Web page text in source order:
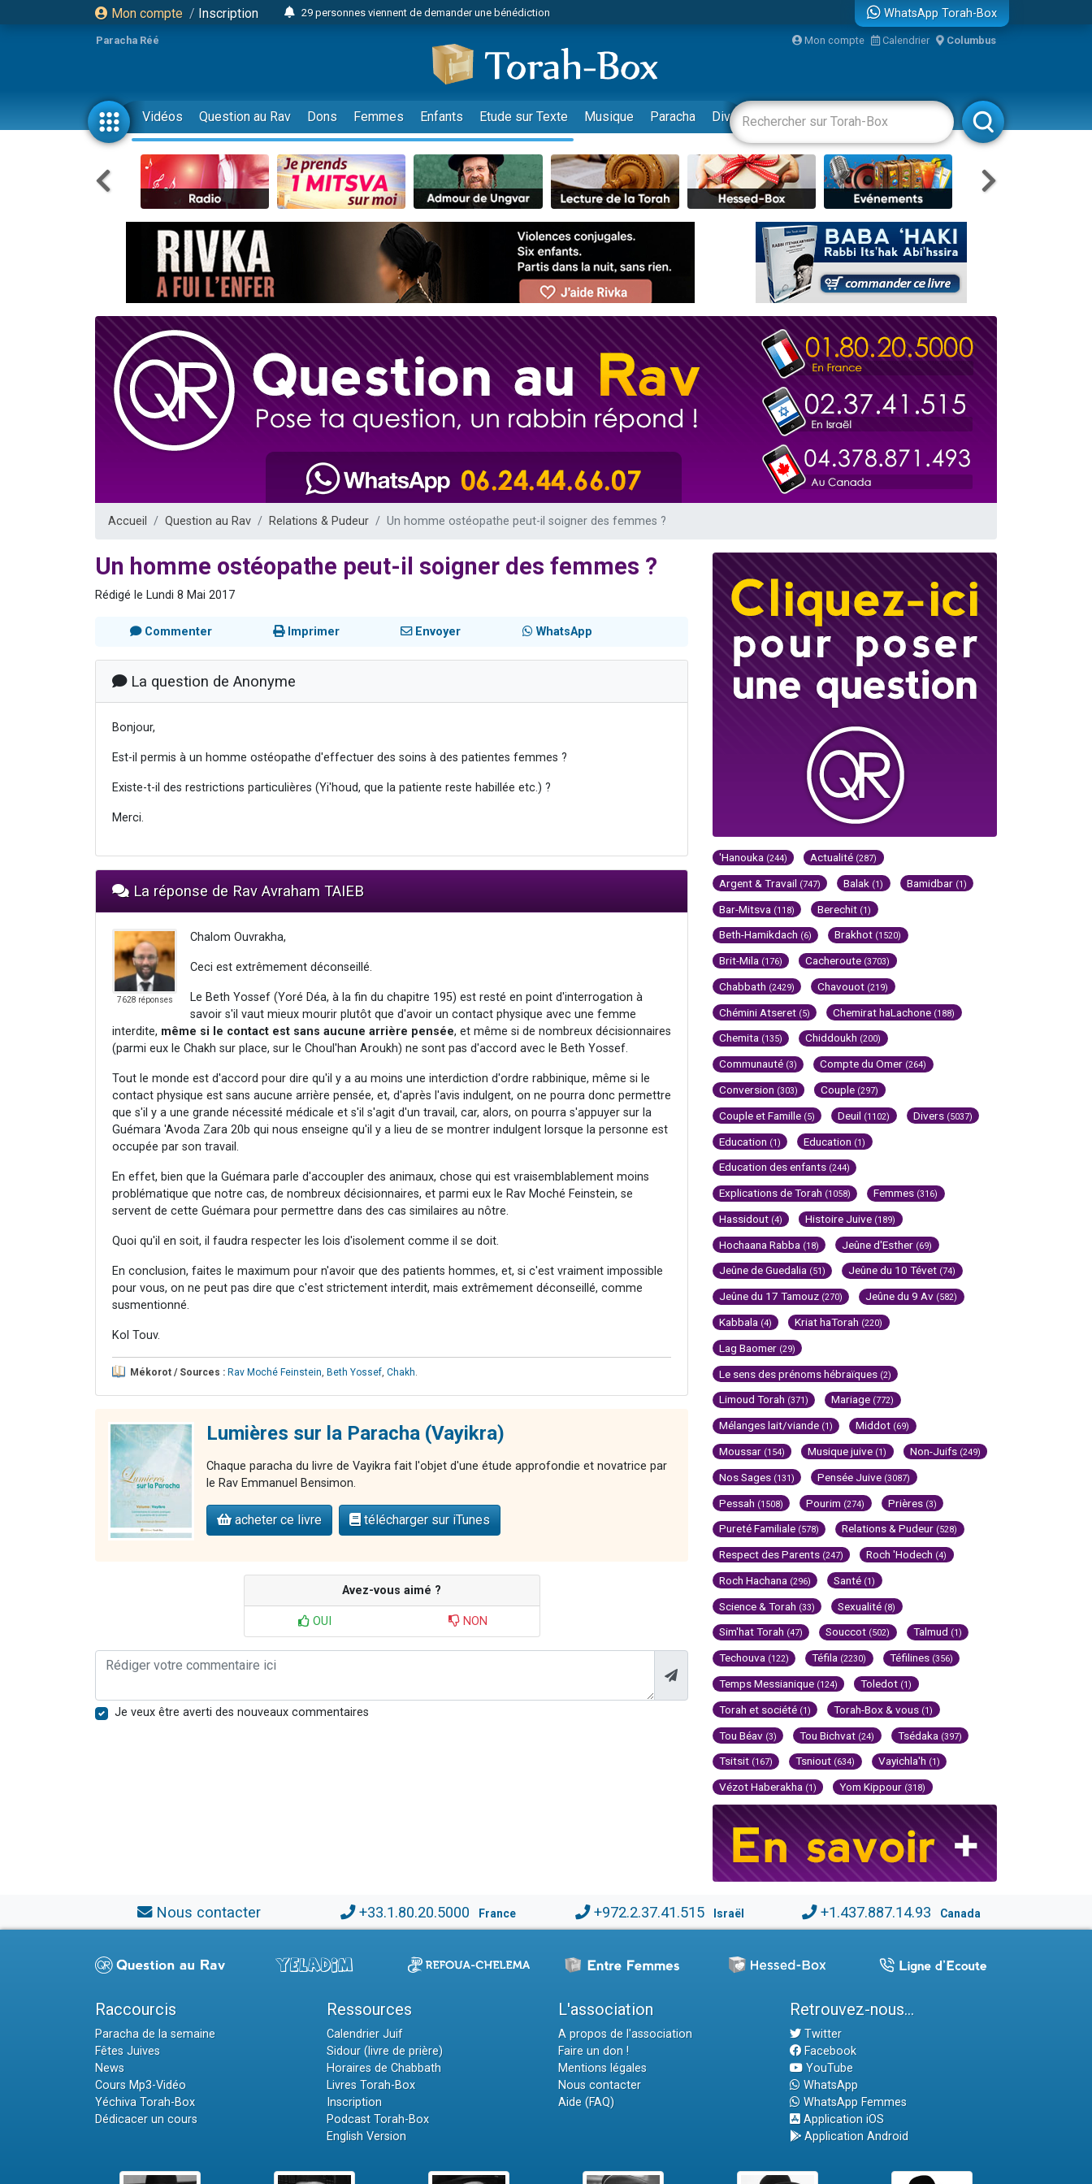
Mon compte / Inscription
16 personnes viennent de faire un don pour Diane, 80 ans, dans un appartement insalubre
2 personnes viennent de nous rejoindre sur WhatsApp
4 personnes viennent de faire un don pour Reloger Rivka, 6 enfants, victime de violences...
17 personnes viennent de demander une bénédiction
4 personnes viennent de nous rejoindre sur WhatsApp
Il reste 49 places pour étudier en groupe sur Zoom
Eva vient de donner son Maasser
4 personnes viennent de nous rejoindre sur WhatsApp
3 personnes viennent de nous rejoindre sur WhatsApp
Odaya vient de donner son Maasser
3 personnes viennent de faire un don pour 5 jours de vacances aux Orphelins
2 personnes viennent de nous rejoindre sur WhatsApp
13 personnes viennent de demander une bénédiction
30 personnes viennent de faire un don pour Sauvez la jambe de Yohan
12 nouvelles musiques dans Torah-Box Music
WhatsApp Torah-Box
Paracha Réé Mon compte Calendrier Columbus
Vidéos Question au Rav Dons Femmes Enfants Etude sur Texte Musique Paracha Divertissements Livres Rabbanim
Accueil Question au Rav Relations & Pudeur Un homme ostéopathe peut-il soigner des femmes ?
Un homme ostéopathe peut-il soigner des femmes ?
Rédigé le Lundi 8 Mai 2017
Commenter Imprimer Envoyer WhatsApp
La question de Anonyme
Bonjour,
Est-il permis à un homme ostéopathe d'effectuer des soins à des patientes femmes ?
Existe-t-il des restrictions particulières (Yi'houd, que la patiente reste habillée etc.) ?
Merci.
La réponse de Rav Avraham TAIEB
7628 réponses
Chalom Ouvrakha,
Ceci est extrêmement déconseillé.
Le Beth Yossef (Yoré Déa, à la fin du chapitre 195) est resté en point d'interrogation à
savoir s'il vaut mieux mourir plutôt que d'avoir un contact physique avec une femme
interdite, même si le contact est sans aucune arrière pensée, et même si de nombreux décisionnaires
(parmi eux le Chakh sur place, sur le Choul'han Aroukh) ne sont pas d'accord avec le Beth Yossef.
Tout le monde est d'accord pour dire qu'il y a au moins une interdiction d'ordre rabbinique, même si le
contact physique est sans aucune arrière pensée, et, d'après l'avis indulgent, on ne pourra donc permettre
que s'il y a une grande nécessité médicale et s'il s'agit d'un travail, car, alors, on pourra s'appuyer sur la
Guémara 'Avoda Zara 20b qui nous enseigne qu'il y a lieu de se montrer indulgent lorsque la personne est
occupée par son travail.
En effet, bien que la Guémara parle d'accoupler des animaux, chose qui est vraisemblablement moins
problématique que notre cas, de nombreux décisionnaires, et parmi eux le Rav Moché Feinstein, se
servent de cette Guémara pour permettre dans des cas similaires au nôtre.
Quoi qu'il en soit, il faudra respecter les lois d'isolement comme il se doit.
En conclusion, faites le maximum pour n'avoir que des patients hommes, et, si c'est vraiment impossible
pour vous, on ne peut pas dire que c'est strictement interdit, mais extrêmement déconseillé, comme
susmentionné.
Kol Touv.
Mékorot / Sources : Rav Moché Feinstein Beth Yossef Chakh
Lumières sur la Paracha (Vayikra)
Chaque paracha du livre de Vayikra fait l'objet d'une étude approfondie et novatrice par
le Rav Emmanuel Bensimon.
acheter ce livre télécharger sur iTunes
Avez-vous aimé ?
OUI NON
Je veux être averti des nouveaux commentaires
'Hanouka (244) Actualité (287)
Argent & Travail (747) Balak (1) Bamidbar (1)
Bar-Mitsva (118) Berechit (1)
Beth-Hamikdach (6) Brakhot (1520)
Brit-Mila (176) Cacheroute (3703)
Chabbath (2429) Chavouot (219)
Chémini Atseret (5) Chemirat haLachone (188)
Chemita (135) Chiddoukh (200)
Communauté (3) Compte du Omer (264)
Conversion (303) Couple (297)
Couple et Famille (5) Deuil (1102) Divers (5037)
Education (1) Education (1)
Education des enfants (244)
Explications de Torah (1058) Femmes (316)
Hassidout (4) Histoire Juive (189)
Hochaana Rabba (18) Jeûne d'Esther (69)
Jeûne de Guedalia (51) Jeûne du 10 Tévet (74)
Jeûne du 17 Tamouz (270) Jeûne du 9 Av (582)
Kabbala (4) Kriat haTorah (220)
Lag Baomer (29)
Le sens des prénoms hébraïques (2)
Limoud Torah (371) Mariage (772)
Mélanges lait/viande (1) Middot (69)
Moussar (154) Musique juive (1) Non-Juifs (249)
Nos Sages (131) Pensée Juive (3087)
Pessah (1508) Pourim (274) Prières (3)
Pureté Familiale (578) Relations & Pudeur (528)
Respect des Parents (247) Roch 'Hodech (4)
Roch Hachana (296) Santé (1)
Science & Torah (33) Sexualité (8)
Sim'hat Torah (47) Souccot (502) Talmud (1)
Techouva (122) Téfila (2230) Téfilines (356)
Temps Messianique (124) Toledot (1)
Torah et société (1) Torah-Box & vous (1)
Tou Béav (3) Tou Bichvat (24) Tsédaka (397)
Tsitsit (167) Tsniout (634) Vayichla'h (1)
Vézot Haberakha (1) Yom Kippour (318)
Nous contacter +33.1.80.20.5000 France +972.2.37.41.515 Israël +1.437.887.14.93 Canada
Raccourcis
Paracha de la semaine
Fêtes Juives
News
Cours Mp3-Vidéo
Yéchiva Torah-Box
Dédicacer un cours
Ressources
Calendrier Juif
Sidour (livre de prière)
Horaires de Chabbath
Livres Torah-Box
Inscription
Podcast Torah-Box
English Version
L'association
A propos de l'association
Faire un don !
Mentions légales
Nous contacter
Aide (FAQ)
Retrouvez-nous...
Twitter
Facebook
YouTube
WhatsApp
WhatsApp Femmes
Application iOS
Application Android